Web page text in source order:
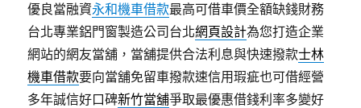
優良當融資永和機車借款最高可借車價全額缺錢財務
台北專業鋁門窗製造公司台北網頁設計為您打造企業
網站的網友當舖，當舖提供合法利息與快速撥款士林
機車借款要向當舖免留車撥款速信用瑕疵也可借經營
多年誠信好口碑新竹當舖爭取最優惠借錢利率多變好